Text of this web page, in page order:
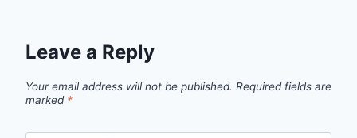
Leave a Reply
Your email address will not be published. Required fields are
marked *